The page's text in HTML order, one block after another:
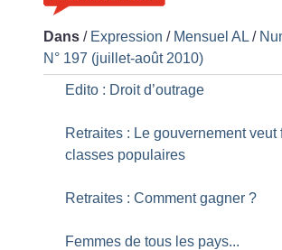
Dans / Expression / Mensuel AL /
N° 197 (juillet-août 2010)
Edito : Droit d’outrage
Retraites : Le gouvernement veut
classes populaires
Retraites : Comment gagner ?
Femmes de tous les pays...